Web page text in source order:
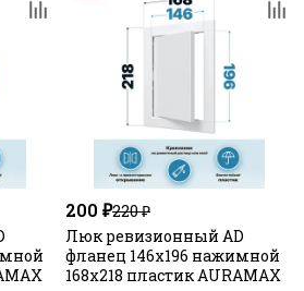
200 ₽220 ₽
Люк ревизионный AD
фланец 146х196 нажимной
168х218 пластик AURAMAX